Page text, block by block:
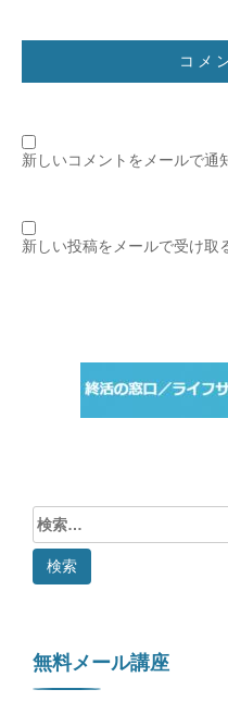
新しいコメントをメールで通
新しい投稿をメールで受け取
検
索:
無料メール講座